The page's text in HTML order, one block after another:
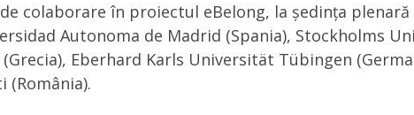
colaborare în proiectul eBelong, la ședința
Autonoma de Madrid (Spania), Stockholms
Eberhard Karls Universität Tübingen
(România).